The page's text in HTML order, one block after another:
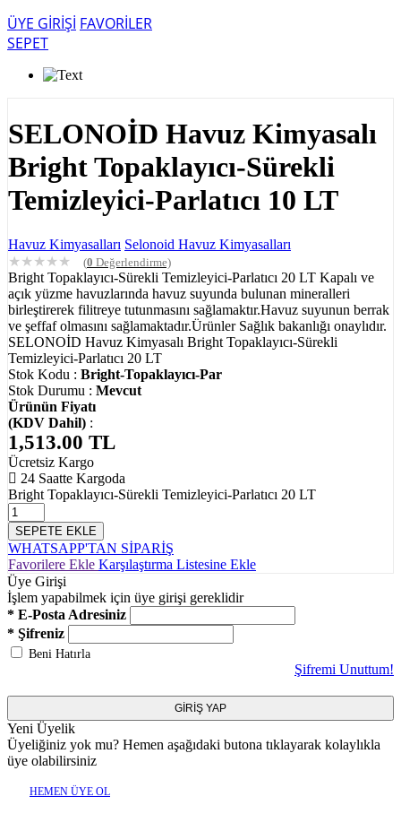
ÜYE GİRİŞİ FAVORİLER
SEPET
SELONOİD Havuz Kimyasalı
Bright Topaklayıcı-Sürekli
Temizleyici-Parlatıcı 10 LT
Havuz Kimyasalları Selonoid Havuz Kimyasalları
★★★★★ (0 Değerlendirme)
Bright Topaklayıcı-Sürekli Temizleyici-Parlatıcı 20 LT Kapalı ve
açık yüzme havuzlarında havuz suyunda bulunan mineralleri
birleştirerek filitreye tutunmasını sağlamaktır.Havuz suyunun berrak
ve şeffaf olmasını sağlamaktadır.Ürünler Sağlık bakanlığı onaylıdır.
SELONOİD Havuz Kimyasalı Bright Topaklayıcı-Sürekli
Temizleyici-Parlatıcı 20 LT
Stok Kodu : Bright-Topaklayıcı-Par
Stok Durumu : Mevcut
Ürünün Fiyatı
(KDV Dahil) :
1,513.00 TL
Ücretsiz Kargo
24 Saatte Kargoda
Bright Topaklayıcı-Sürekli Temizleyici-Parlatıcı 20 LT
SEPETE EKLE
WHATSAPP'TAN SİPARİŞ
Favorilere Ekle Karşılaştırma Listesine Ekle
Üye Girişi
İşlem yapabilmek için üye girişi gereklidir
* E-Posta Adresiniz
* Şifreniz
Beni Hatırla
Şifremi Unuttum!
GİRİŞ YAP
Yeni Üyelik
Üyeliğiniz yok mu? Hemen aşağıdaki butona tıklayarak kolaylıkla
üye olabilirsiniz
HEMEN ÜYE OL